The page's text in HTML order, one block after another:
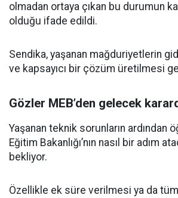
olmadan ortaya çıkan bu durumun
olduğu ifade edildi.
Sendika, yaşanan mağduriyetlerin
ve kapsayıcı bir çözüm üretilmesi
Gözler MEB’den gelecek
Yaşanan teknik sorunların ardından
Eğitim Bakanlığı’nın nasıl bir adım
bekliyor.
Özellikle ek süre verilmesi ya da